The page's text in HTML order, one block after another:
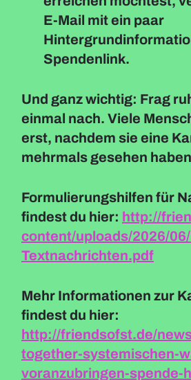
E-Mail mit ein paar
Spendenlink.
Und ganz wichtig: Frag
einmal nach. Viele
erst, nachdem sie eine
mehrmals gesehen
Formulierungshilfen für
findest du hier: http://
content/uploads/2026/
Textnachrichten.pdf
Mehr Informationen zur
findest du hier:
http://friendsofst.de/
together-systemischen-
voranzubringen-spende-